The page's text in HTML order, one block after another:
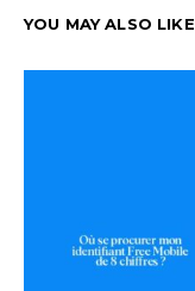
YOU MAY ALSO LIKE